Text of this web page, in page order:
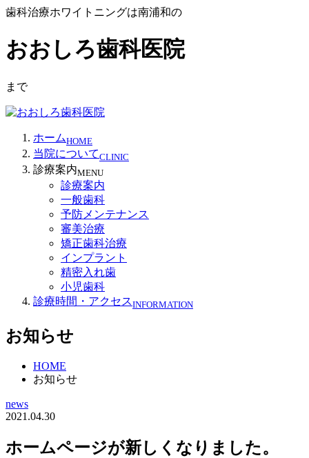
歯科治療ホワイトニングは南浦和の
おおしろ歯科医院
まで
ホームHOME
当院についてCLINIC
診療案内MENU
診療案内
一般歯科
予防メンテナンス
審美治療
矯正歯科治療
インプラント
精密入れ歯
小児歯科
診療時間・アクセスINFORMATION
お知らせ
HOME
お知らせ
news
2021.04.30
ホームページが新しくなりました。